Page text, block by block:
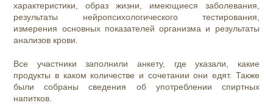
характеристики, образ жизни, имеющиеся заболевания,
результаты нейропсихологического тестирования,
измерения основных показателей организма и результаты
анализов крови.
Все участники заполнили анкету, где указали, какие
продукты в каком количестве и сочетании они едят. Также
были собраны сведения об употреблении спиртных
напитков.